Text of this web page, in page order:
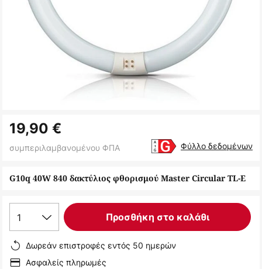
στην
αρχή
συλλογής
G10q 40W 840 δακτύλιος φθορισμού Master Circular TL-E
19,90 €
συμπεριλαμβανομένου ΦΠΑ Φύλλο δεδομένων
1 Προσθήκη στο καλάθι
Δωρεάν επιστροφές εντός 50 ημερών
Ασφαλείς πληρωμές